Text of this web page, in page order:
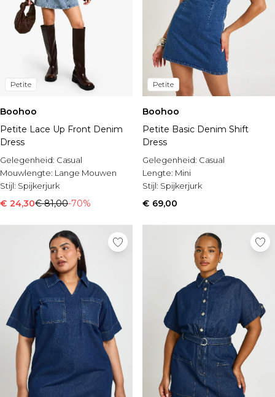
Petite
Boohoo
Petite Lace Up Front Denim
Dress
Gelegenheid: Casual
Mouwlengte: Lange Mouwen
Stijl: Spijkerjurk
€ 24,30€ 81,00-70%
Petite
Boohoo
Petite Basic Denim Shift
Dress
Gelegenheid: Casual
Lengte: Mini
Stijl: Spijkerjurk
€ 69,00